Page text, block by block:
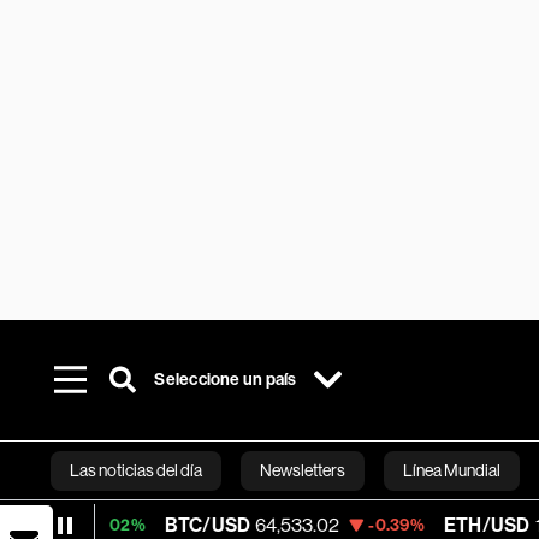
Seleccione un país
Las noticias del día Newsletters Línea Mundial
Bloomberg
BTC/USD 64,533.02 -0.39% ETH/USD 1,898.41 -